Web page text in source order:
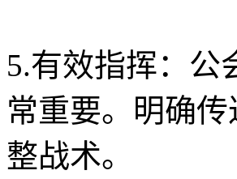
5.有效指挥：公
常重要。明确
整战术。